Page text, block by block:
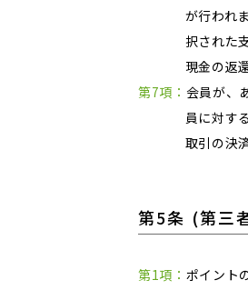
が行われ
択された
現金の返
第7項： 会員が、
員に対す
取引の決
第5条 (第三
第1項： ポイント